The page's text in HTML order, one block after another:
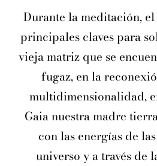
Durante la meditación,
principales claves para
vieja matriz que se
fugaz, en la
multidimensionalidad,
Gaia nuestra madre
con las energías de
universo y a través de